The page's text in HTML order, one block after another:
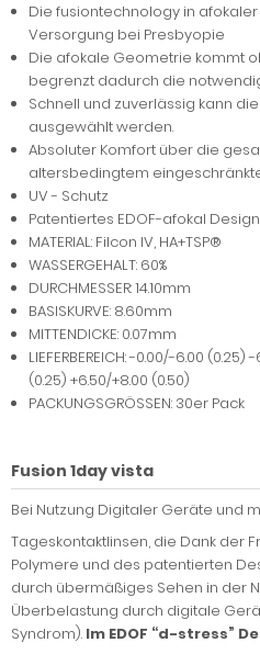
Die fusiontechnology in
Versorgung bei Presbyopie
Die afokale Geometrie kommt
begrenzt dadurch die
Schnell und zuverlässig kann
ausgewählt werden.
Absoluter Komfort über die
altersbedingtem
UV - Schutz
Patentiertes EDOF-afokal Design
MATERIAL: Filcon IV, HA+TSP®
WASSERGEHALT: 60%
DURCHMESSER: 14.10mm
BASISKURVE: 8.60mm
MITTENDICKE: 0.07mm
LIEFERBEREICH: -0.00/-6.00
(0.25) +6.50/+8.00 (0.50)
PACKUNGSGRÖSSEN: 30er Pack
Fusion 1day vista
Bei Nutzung Digitaler Geräte und
Tageskontaktlinsen, die Dank der
Polymere und des patentierten
durch übermäßiges Sehen in der
Überbelastung durch digitale
Syndrom). Im EDOF “d-stress”